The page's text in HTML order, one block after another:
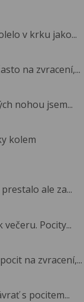
v krku jako...
na zvracení,...
nohou jsem...
kolem
ale za...
Pocity...
na zvracení,...
s pocitem...